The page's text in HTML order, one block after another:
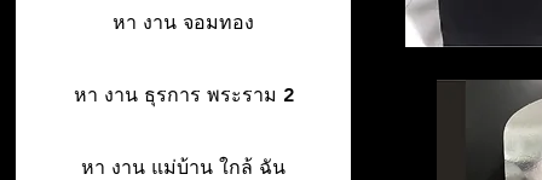
หา งาน จอมทอง
หา งาน ธุรการ พระราม 2
หา งาน แม่บ้าน ใกล้ ฉัน